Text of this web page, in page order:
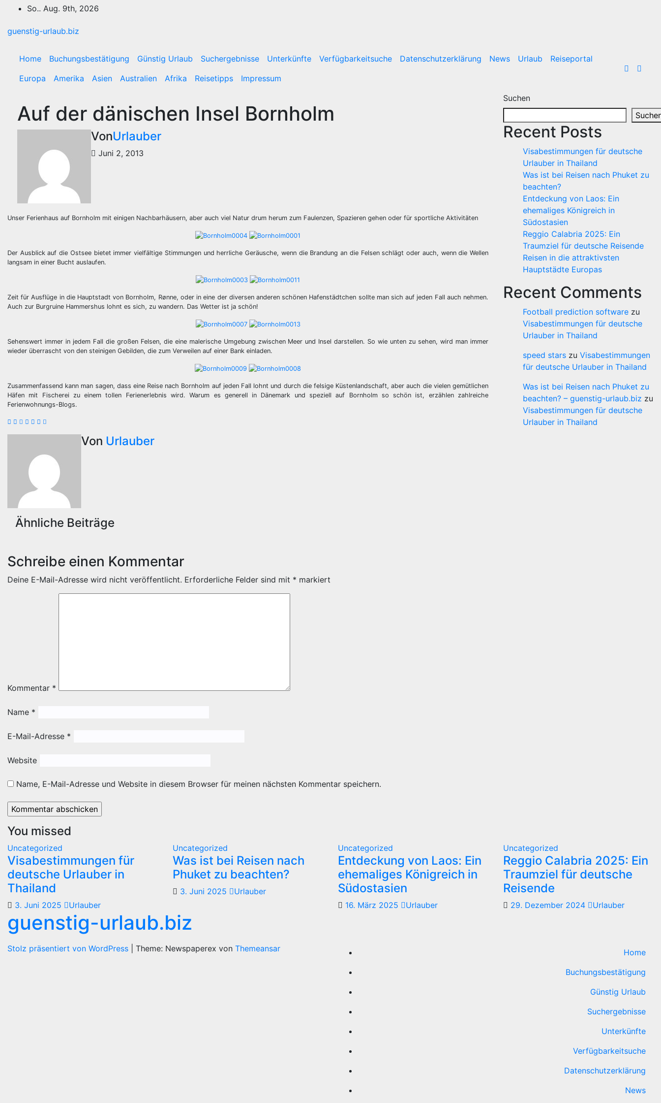
springen
So.. Aug. 9th, 2026
guenstig-urlaub.biz
Home Buchungsbestätigung Günstig Urlaub Suchergebnisse Unterkünfte Verfügbarkeitsuche Datenschutzerklärung News Urlaub
Reiseportal
Europa
Amerika Asien Australien Afrika Reisetipps Impressum
Auf der dänischen Insel Bornholm
VonUrlauber
Juni 2, 2013
Unser Ferienhaus auf Bornholm mit einigen Nachbarhäusern, aber auch viel Natur drum herum zum Faulenzen, Spazieren gehen oder für sportliche Aktivitäten
Der Ausblick auf die Ostsee bietet immer vielfältige Stimmungen und herrliche Geräusche, wenn die Brandung an die Felsen schlägt oder auch, wenn die Wellen
langsam in einer Bucht auslaufen.
Zeit für Ausflüge in die Hauptstadt von Bornholm, Rønne, oder in eine der diversen anderen schönen Hafenstädtchen sollte man sich auf jeden Fall auch nehmen.
Auch zur Burgruine Hammershus lohnt es sich, zu wandern. Das Wetter ist ja schön!
Sehenswert immer in jedem Fall die großen Felsen, die eine malerische Umgebung zwischen Meer und Insel darstellen. So wie unten zu sehen, wird man immer
wieder überrascht von den steinigen Gebilden, die zum Verweilen auf einer Bank einladen.
Zusammenfassend kann man sagen, dass eine Reise nach Bornholm auf jeden Fall lohnt und durch die felsige Küstenlandschaft, aber auch die vielen gemütlichen
Häfen mit Fischerei zu einem tollen Ferienerlebnis wird. Warum es generell in Dänemark und speziell auf Bornholm so schön ist, erzählen zahlreiche
Ferienwohnungs-Blogs.
Von Urlauber
Ähnliche Beiträge
Schreibe einen Kommentar
Deine E-Mail-Adresse wird nicht veröffentlicht. Erforderliche Felder sind mit * markiert
Kommentar *
Name *
E-Mail-Adresse *
Website
Name, E-Mail-Adresse und Website in diesem Browser für meinen nächsten Kommentar speichern.
Suchen
Recent Posts
Visabestimmungen für deutsche
Urlauber in Thailand
Was ist bei Reisen nach Phuket zu
beachten?
Entdeckung von Laos: Ein
ehemaliges Königreich in
Südostasien
Reggio Calabria 2025: Ein
Traumziel für deutsche Reisende
Reisen in die attraktivsten
Hauptstädte Europas
Recent Comments
Football prediction software zu
Visabestimmungen für deutsche
Urlauber in Thailand
speed stars zu Visabestimmungen
für deutsche Urlauber in Thailand
Was ist bei Reisen nach Phuket zu
beachten? – guenstig-urlaub.biz zu
Visabestimmungen für deutsche
Urlauber in Thailand
You missed
Uncategorized
Visabestimmungen für
deutsche Urlauber in
Thailand
3. Juni 2025 Urlauber
Uncategorized
Was ist bei Reisen nach
Phuket zu beachten?
3. Juni 2025 Urlauber
Uncategorized
Entdeckung von Laos: Ein
ehemaliges Königreich in
Südostasien
16. März 2025 Urlauber
Uncategorized
Reggio Calabria 2025: Ein
Traumziel für deutsche
Reisende
29. Dezember 2024 Urlauber
guenstig-urlaub.biz
Stolz präsentiert von WordPress Theme: Newspaperex von Themeansar
Home
Buchungsbestätigung
Günstig Urlaub
Suchergebnisse
Unterkünfte
Verfügbarkeitsuche
Datenschutzerklärung
News